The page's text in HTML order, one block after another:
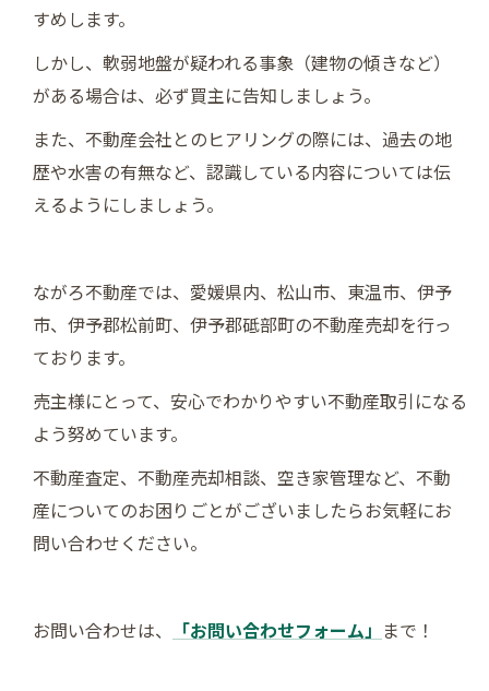
すめします。
しかし、軟弱地盤が疑われる事象（建物の傾きなど）
がある場合は、必ず買主に告知しましょう。
また、不動産会社とのヒアリングの際には、過去の地
歴や水害の有無など、認識している内容については伝
えるようにしましょう。
ながろ不動産では、愛媛県内、松山市、東温市、伊予
市、伊予郡松前町、伊予郡砥部町の不動産売却を行っ
ております。
売主様にとって、安心でわかりやすい不動産取引になる
よう努めています。
不動産査定、不動産売却相談、空き家管理など、不動
産についてのお困りごとがございましたらお気軽にお
問い合わせください。
お問い合わせは、 「お問い合わせフォーム」 まで！